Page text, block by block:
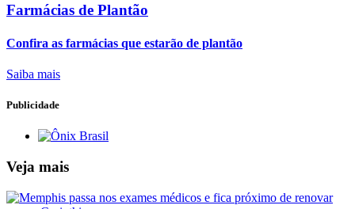
Farmácias de Plantão
Confira as farmácias que estarão de plantão
Saiba mais
Publicidade
Veja mais